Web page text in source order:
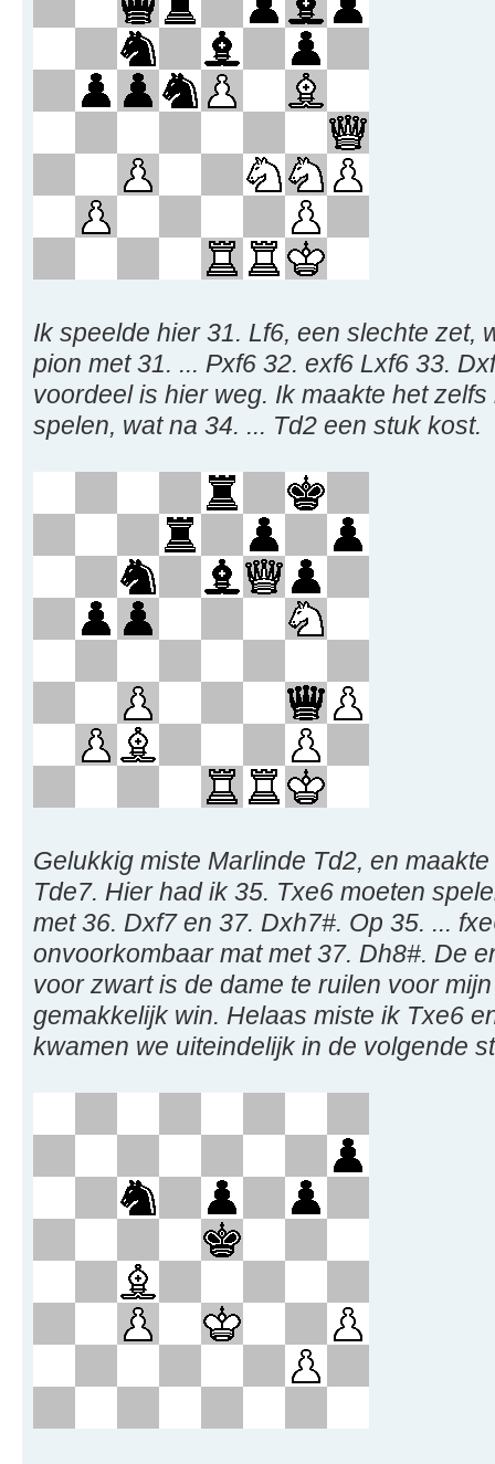
Ik speelde hier 31. Lf6, een slechte zet,
pion met 31. ... Pxf6 32. exf6 Lxf6 33.
voordeel is hier weg. Ik maakte het
spelen, wat na 34. ... Td2 een stuk kost.
Gelukkig miste Marlinde Td2, en
Tde7. Hier had ik 35. Txe6 moeten
met 36. Dxf7 en 37. Dxh7#. Op 35. ...
onvoorkombaar mat met 37. Dh8#. De
voor zwart is de dame te ruilen voor
gemakkelijk win. Helaas miste ik Txe6
kwamen we uiteindelijk in de volgende